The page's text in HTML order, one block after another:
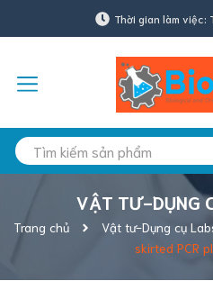
Thời gian làm việc:
VẬT TƯ-DỤNG
Trang chủ Vật tư-Dụng cụ
skirted PCR